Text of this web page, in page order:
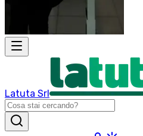
Latuta Srl